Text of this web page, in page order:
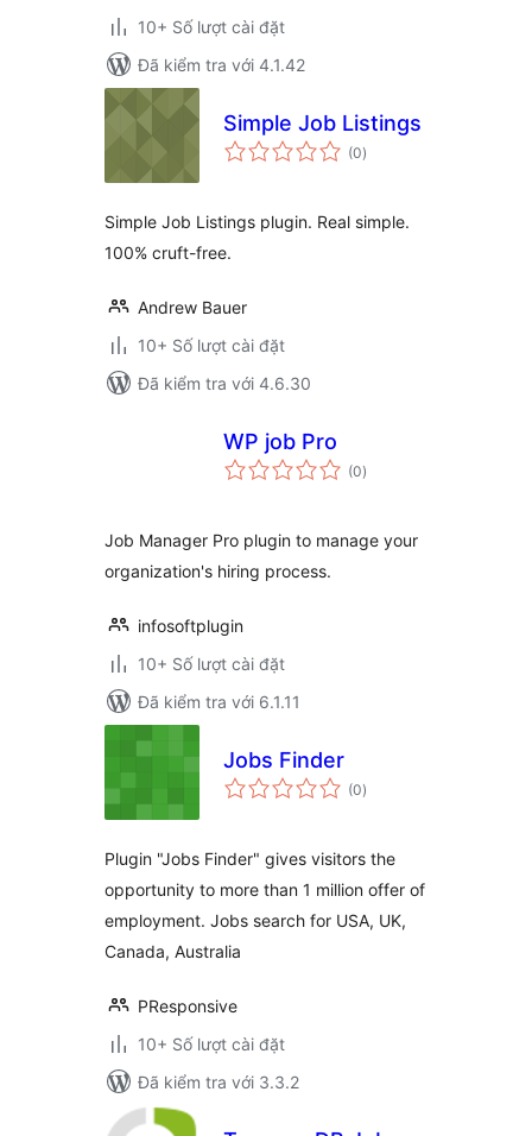
10+ Số lượt cài đặt
Đã kiểm tra với 4.1.42
Simple Job Listings
(0tổng
đánh
)
Simple Job Listings plugin. Real simple.
100% cruft-free.
Andrew Bauer
10+ Số lượt cài đặt
Đã kiểm tra với 4.6.30
WP job Pro
(0tổng
đánh
)
Job Manager Pro plugin to manage your
organization's hiring process.
infosoftplugin
10+ Số lượt cài đặt
Đã kiểm tra với 6.1.11
Jobs Finder
(0tổng
đánh
)
Plugin "Jobs Finder" gives visitors the
opportunity to more than 1 million offer of
employment. Jobs search for USA, UK,
Canada, Australia
PResponsive
10+ Số lượt cài đặt
Đã kiểm tra với 3.3.2